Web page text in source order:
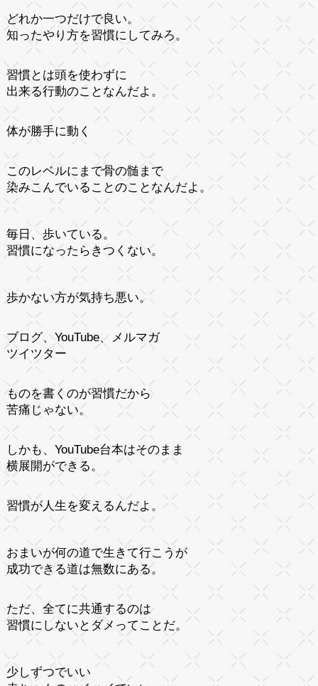
どれか一つだけで良い。
知ったやり方を習慣にしてみろ。
習慣とは頭を使わずに
出来る行動のことなんだよ。
体が勝手に動く
このレベルにまで骨の髄まで
染みこんでいることのことなんだよ。
毎日、歩いている。
習慣になったらきつくない。
歩かない方が気持ち悪い。
ブログ、YouTube、メルマガ
ツイツター
ものを書くのが習慣だから
苦痛じゃない。
しかも、YouTube台本はそのまま
横展開ができる。
習慣が人生を変えるんだよ。
おまいが何の道で生きて行こうが
成功できる道は無数にある。
ただ、全てに共通するのは
習慣にしないとダメってことだ。
少しずつでいい